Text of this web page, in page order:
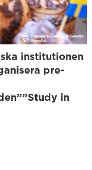
institutionen
pre-
in